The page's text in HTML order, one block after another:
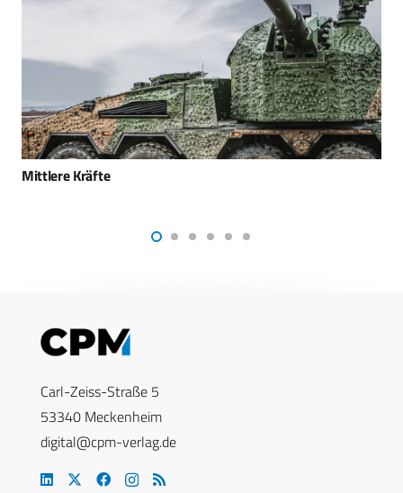
DEFENDER 24: Logistik-Operation der U.S. Army hat
Carl-Zeiss-Straße 5
53340 Meckenheim
digital@cpm-verlag.de